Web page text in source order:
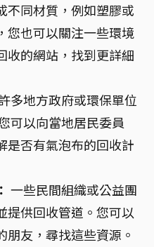
不同材質，例如塑膠或
您也可以關注一些環境
收的網站，找到更詳細
多地方政府或環保單位
可以向當地居民委員
是否有氣泡布的回收計
一些民間組織或公益團
提供回收管道。您可以
友，尋找這些資源。